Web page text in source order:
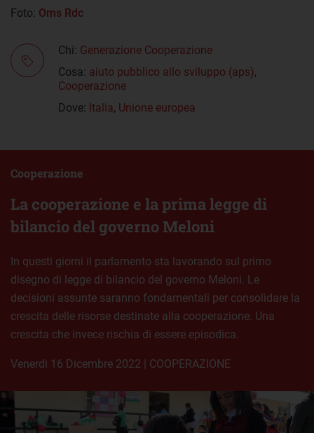
Foto: Oms Rdc
Chi: Generazione Cooperazione
Cosa: aiuto pubblico allo sviluppo (aps),
Cooperazione
Dove: Italia, Unione europea
La cooperazione e la prima legge di
bilancio del governo Meloni
Cooperazione
In questi giorni il parlamento sta lavorando sul primo
disegno di legge di bilancio del governo Meloni. Le
decisioni assunte saranno fondamentali per consolidare la
crescita delle risorse destinate alla cooperazione. Una
crescita che invece rischia di essere episodica.
venerdì 16 Dicembre 2022 | COOPERAZIONE